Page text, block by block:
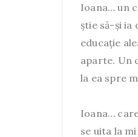
Ioana… un
știe să-și ia
educație
aparte. Un
la ea spre
Ioana…
se uita la